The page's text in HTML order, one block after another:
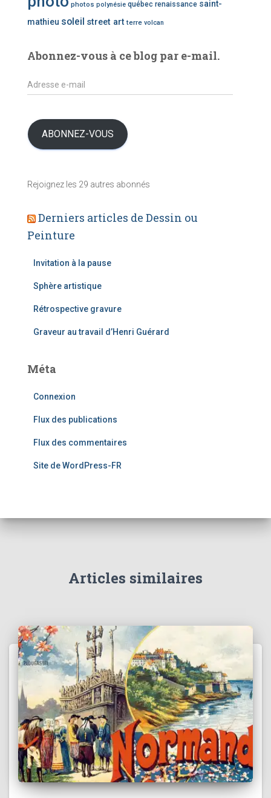
’
a
photos polynésie québec renaissance saint-
mathieu soleil street art terre volcan
Abonnez-vous à ce blog par e-mail.
A
d
s
s
-
a
i
l
ABONNEZ-VOUS
Rejoignez les 29 autres abonnés
Derniers articles de Dessin ou
Peinture
Invitation à la pause
Sphère artistique
Rétrospective gravure
Graveur au travail d’Henri Guérard
Méta
Connexion
Flux des publications
Flux des commentaires
Site de WordPress-FR
Articles similaires